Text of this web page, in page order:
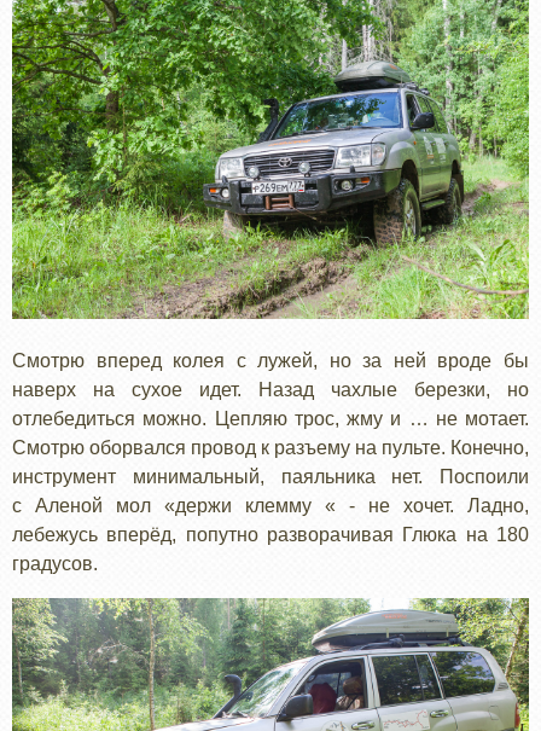
Смотрю вперед колея с лужей, но за ней вроде бы
наверх на сухое идет. Назад чахлые березки, но
отлебедиться можно. Цепляю трос, жму и … не мотает.
Смотрю оборвался провод к разъему на пульте. Конечно,
инструмент минимальный, паяльника нет. Поспоили
с Аленой мол «держи клемму « - не хочет. Ладно,
лебежусь вперёд, попутно разворачивая Глюка на 180
градусов.